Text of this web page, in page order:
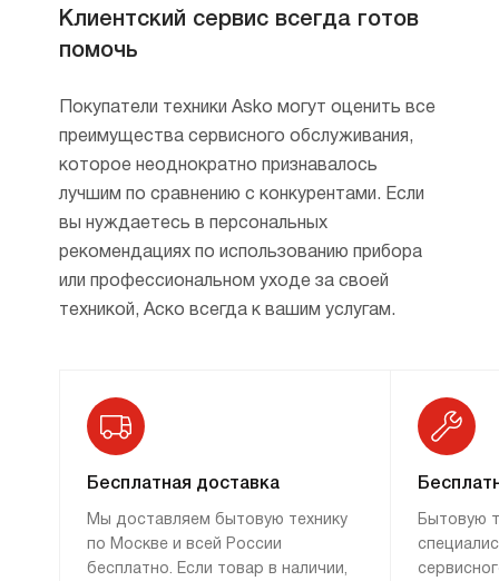
элемента. А потом уже блюдо готовится при
нагревательных элементов.
дополнительных возможностей. Так,
подогрев посуды используется для того,
функции циркуляция воздуха
обеспечивается за счет вентилятора. Если
вам необходимо некоторое время
сохранение тепла.
Как сохранить духовку чистой.
Клиентский сервис всегда готов
помочь
Покупатели техники Asko могут оценить все
преимущества сервисного обслуживания,
которое неоднократно признавалось
лучшим по сравнению с конкурентами. Если
вы нуждаетесь в персональных
рекомендациях по использованию прибора
или профессиональном уходе за своей
техникой, Аско всегда к вашим услугам.
Бесплатная доставка
Мы доставляем бытовую технику
по Москве и всей России
бесплатно. Если товар в наличии,
Бытовую